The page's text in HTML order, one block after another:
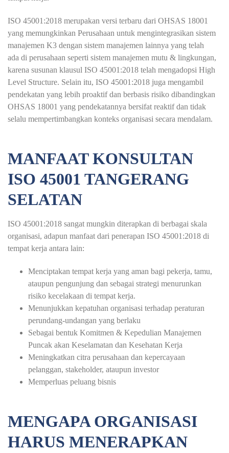
ISO 45001:2018 merupakan versi terbaru dari OHSAS 18001
yang memungkinkan Perusahaan untuk mengintegrasikan sistem
manajemen K3 dengan sistem manajemen lainnya yang telah
ada di perusahaan seperti sistem manajemen mutu & lingkungan,
karena susunan klausul ISO 45001:2018 telah mengadopsi High
Level Structure. Selain itu, ISO 45001:2018 juga mengambil
pendekatan yang lebih proaktif dan berbasis risiko dibandingkan
OHSAS 18001 yang pendekatannya bersifat reaktif dan tidak
selalu mempertimbangkan konteks organisasi secara mendalam.
MANFAAT KONSULTAN
ISO 45001 TANGERANG
SELATAN
ISO 45001:2018 sangat mungkin diterapkan di berbagai skala
organisasi, adapun manfaat dari penerapan ISO 45001:2018 di
tempat kerja antara lain:
Menciptakan tempat kerja yang aman bagi pekerja, tamu,
ataupun pengunjung dan sebagai strategi menurunkan
risiko kecelakaan di tempat kerja.
Menunjukkan kepatuhan organisasi terhadap peraturan
perundang-undangan yang berlaku
Sebagai bentuk Komitmen & Kepedulian Manajemen
Puncak akan Keselamatan dan Kesehatan Kerja
Meningkatkan citra perusahaan dan kepercayaan
pelanggan, stakeholder, ataupun investor
Memperluas peluang bisnis
MENGAPA ORGANISASI
HARUS MENERAPKAN